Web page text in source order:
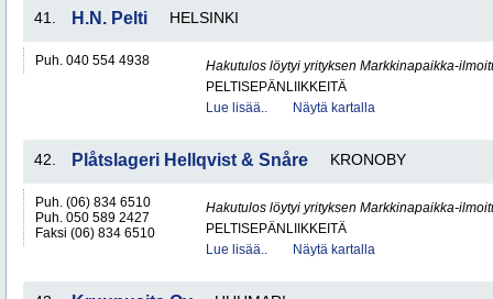
41. H.N. Pelti HELSINKI
Puh. 040 554 4938
Hakutulos löytyi yrityksen Markkinapaikka-
PELTISEPÄNLIIKKEITÄ
Lue lisää..
Näytä kartalla
42. Plåtslageri Hellqvist & Snåre KRONOBY
Puh. (06) 834 6510
Puh. 050 589 2427
Faksi (06) 834 6510
Hakutulos löytyi yrityksen Markkinapaikka-
PELTISEPÄNLIIKKEITÄ
Lue lisää..
Näytä kartalla